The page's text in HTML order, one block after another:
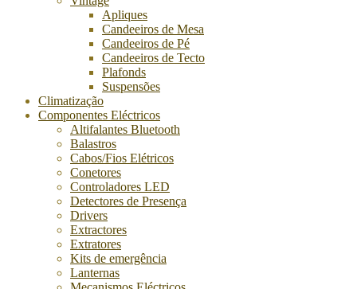
Apliques
Candeeiros de Mesa
Candeeiros de Pé
Candeeiros de Tecto
Plafonds
Suspensões
Climatização
Componentes Eléctricos
Altifalantes Bluetooth
Balastros
Cabos/Fios Elétricos
Conetores
Controladores LED
Detectores de Presença
Drivers
Extractores
Extratores
Kits de emergência
Lanternas